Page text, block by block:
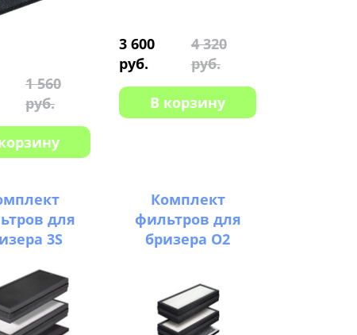
1 560
руб.
3 600
руб.
4 320
руб.
В корзину
для
3S
Комплект
фильтров для
бризера O2